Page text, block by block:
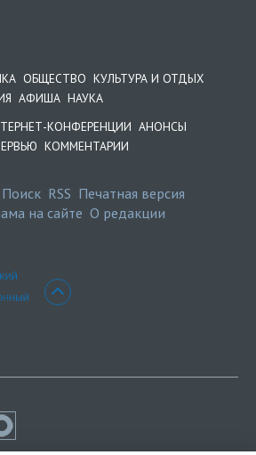
ОБЩЕСТВО КУЛЬТУРА И ОТДЫХ
АФИША НАУКА
КОНФЕРЕНЦИИ АНОНСЫ
КОММЕНТАРИИ
Поиск RSS Печатная версия
на сайте О редакции